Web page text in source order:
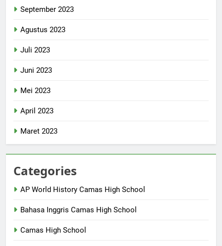
September 2023
Agustus 2023
Juli 2023
Juni 2023
Mei 2023
April 2023
Maret 2023
Categories
AP World History Camas High School
Bahasa Inggris Camas High School
Camas High School